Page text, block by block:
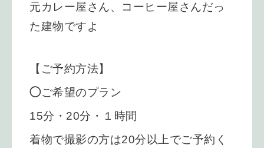
元カレー屋さん、コーヒー屋さんだっ
た建物ですよ
【ご予約方法】
◯ご希望のプラン
15分・20分・１時間
着物で撮影の方は20分以上でご予約く